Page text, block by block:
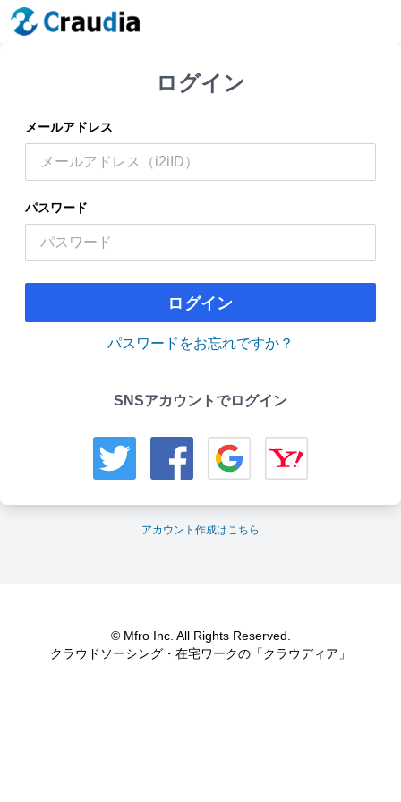
ログイン
メールアドレス
パスワード
ログイン
パスワードをお忘れですか？
SNSアカウントでログイン
アカウント作成はこちら
© Mfro Inc. All Rights Reserved.
クラウドソーシング・在宅ワークの「クラウディア」